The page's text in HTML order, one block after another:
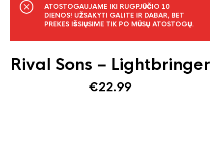
ATOSTOGAUJAME IKI RUGPJŪČIO 10
DIENOS! UŽSAKYTI GALITE IR DABAR, BET
PREKES IŠSIŲSIME TIK PO MŪSŲ ATOSTOGŲ.
Rival Sons – Lightbringer
€22.99